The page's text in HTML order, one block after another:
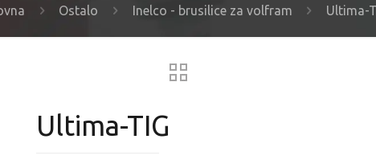
Ostalo Inelco - brusilice za volfram Ultima-
Ultima-TIG